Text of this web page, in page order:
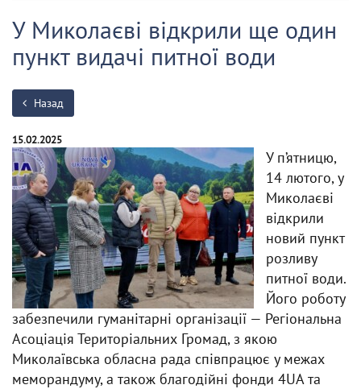
У Миколаєві відкрили ще один
пункт видачі питної води
Назад
15.02.2025
У п’ятницю,
14 лютого, у
Миколаєві
відкрили
новий пункт
розливу
питної води.
Його роботу
забезпечили гуманітарні організації — Регіональна
Асоціація Територіальних Громад, з якою
Миколаївська обласна рада співпрацює у межах
меморандуму, а також благодійні фонди 4UA та